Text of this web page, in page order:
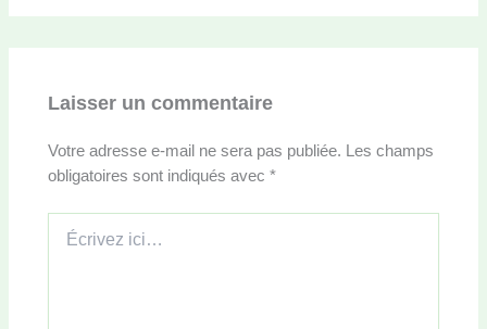
Laisser un commentaire
Votre adresse e-mail ne sera pas publiée. Les champs
obligatoires sont indiqués avec*
ici…